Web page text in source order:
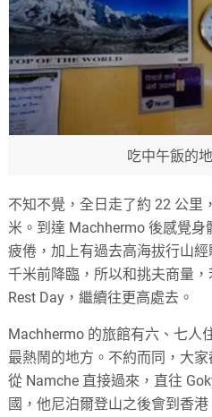
吃中午飯的
不知不覺，全日走了約 22 公里
米。到達 Machhermo 後感覺
疲倦，加上有過去高海拔行山
千米前降臨，所以和挑夫商量
Rest Day，繼續往更高處去。
Machhermo 的旅館有六、七人
最熱鬧的地方。不約而同，大
從 Namche 直接過來，直往
國，他尼泊爾登山之後會到香